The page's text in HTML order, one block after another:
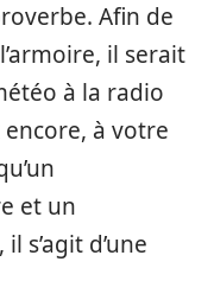
Afin de
il serait
à la radio
à votre
et un
s’agit d’une